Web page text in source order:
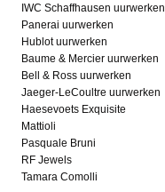
IWC Schaffhausen uurwerken
Panerai uurwerken
Hublot uurwerken
Baume & Mercier uurwerken
Bell & Ross uurwerken
Jaeger-LeCoultre uurwerken
Haesevoets Exquisite
Mattioli
Pasquale Bruni
RF Jewels
Tamara Comolli